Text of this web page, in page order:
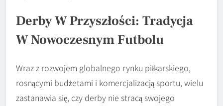
Derby W Przyszłości: Tradycja
W Nowoczesnym Futbolu
Wraz z rozwojem globalnego rynku piłkarskiego,
rosnącymi budżetami i komercjalizacją sportu, wielu
zastanawia się, czy derby nie stracą swojego